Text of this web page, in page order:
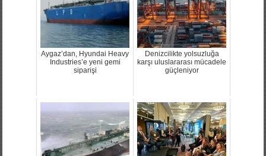
Aygaz’dan, Hyundai Heavy
Industries’e yeni gemi
siparişi
Denizcilikte yolsuzluğa
karşı uluslararası mücadele
güçleniyor